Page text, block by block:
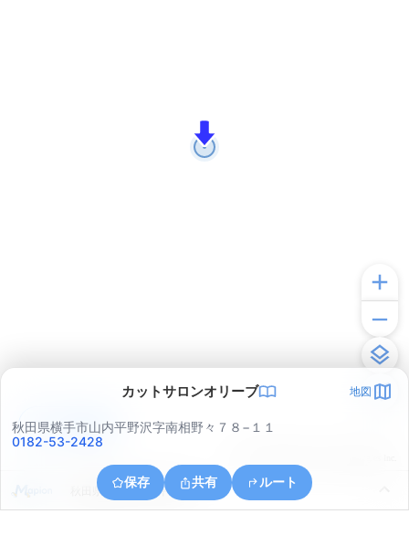
カットサロンオリーブ 地図
秋田県横手市山内平野沢字南相野々７８−１１
0182-53-2428
保存 共有 ルート
秋田県横手市山内平野沢
アプリで見る